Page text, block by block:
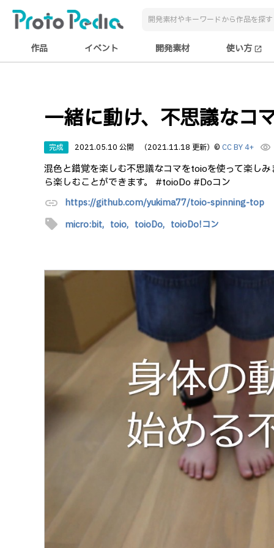
作品 イベント 開発素材 使い方 open_in_new
一緒に動け、不思議なコ
完成 2021.05.10 公開 （2021.11.18 更新） © CC BY 4+ visibility
混色と錯覚を楽しむ不思議なコマをtoioを使って楽し
ら楽しむことができます。 #toioDo #Doコン
link https://github.com/yukima77/toio-spinning-top
sell micro:bit, toio, toioDo, toioDo!コン